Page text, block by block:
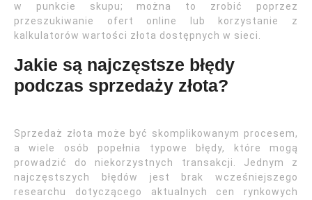
w punkcie skupu; można to zrobić poprzez
przeszukiwanie ofert online lub korzystanie z
kalkulatorów wartości złota dostępnych w sieci.
Jakie są najczęstsze błędy
podczas sprzedaży złota?
Sprzedaż złota może być skomplikowanym procesem,
a wiele osób popełnia typowe błędy, które mogą
prowadzić do niekorzystnych transakcji. Jednym z
najczęstszych błędów jest brak wcześniejszego
researchu dotyczącego aktualnych cen rynkowych